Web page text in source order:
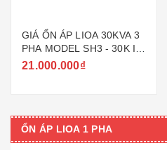
GIÁ ỔN ÁP LIOA 30KVA 3
PHA MODEL SH3 - 30K II
ĐỜI MỚI NHẤT HIỆN NAY
21.000.000₫
ỔN ÁP LIOA 1 PHA